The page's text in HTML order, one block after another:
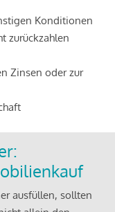
Konditionen
zurückzahlen
Zinsen oder zur
ausfüllen, sollten